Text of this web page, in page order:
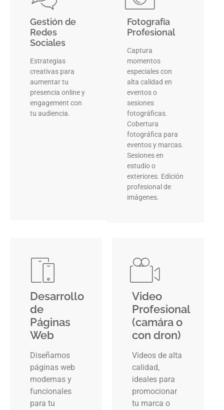
Gestión de
Redes
Sociales
Estrategias
creativas para
aumentar tu
presencia online y
engagement con
tu audiencia.
Fotografía
Profesional
Captura
momentos
especiales con
alta calidad en
eventos o
sesiones
fotográficas.
Cobertura
fotográfica para
eventos y marcas.
Sesiones en
estudio o
exteriores. Edición
profesional de
imágenes.
Desarrollo
de
Páginas
Web
Diseñamos
páginas web
modernas y
funcionales
para tu
Video
Profesional
(camára o
con dron)
Videos de alta
calidad,
ideales para
promocionar
tu marca o